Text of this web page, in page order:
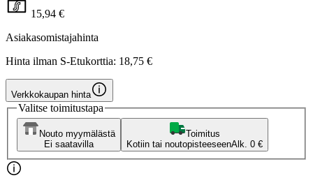
15,94 €
Asiakasomistajahinta
Hinta ilman S-Etukorttia: 18,75 €
Verkkokaupan hinta
Valitse toimitustapa
Nouto myymälästä
Ei saatavilla
Toimitus
Kotiin tai noutopisteeseenAlk. 0 €